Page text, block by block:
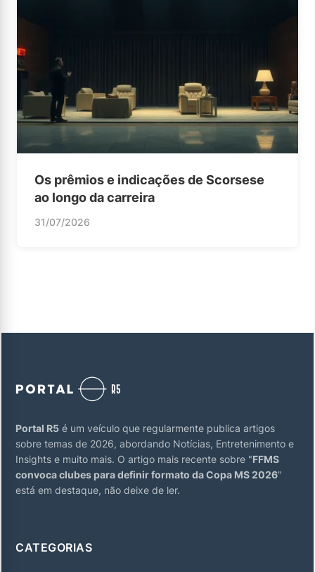
Os prêmios e indicações de Scorsese
ao longo da carreira
31/07/2026
Portal R5 é um veículo que regularmente publica artigos
sobre temas de 2026, abordando Notícias, Entretenimento e
Insights e muito mais. O artigo mais recente sobre "FFMS
convoca clubes para definir formato da Copa MS 2026"
está em destaque, não deixe de ler.
CATEGORIAS